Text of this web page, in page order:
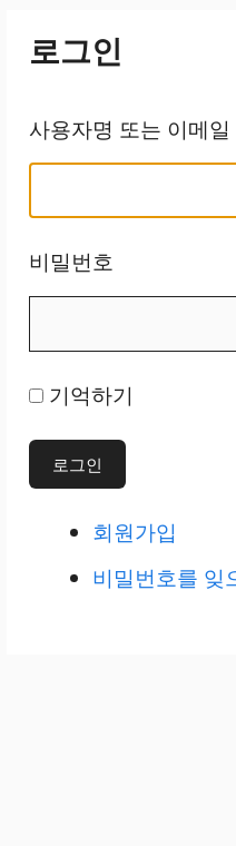
로그인
사용자명 또는 이메일
비밀번호
기억하기
로그인
회원가입
비밀번호를 잊